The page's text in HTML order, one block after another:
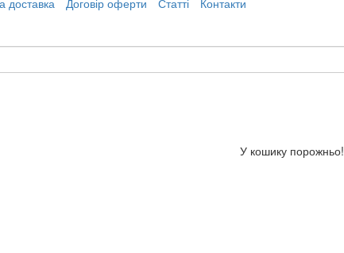
доставка Договір оферти Статті
Контакти
У кошику порожньо!